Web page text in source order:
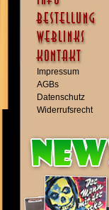
Impressum
AGBs
Datenschutz
Widerrufsrecht